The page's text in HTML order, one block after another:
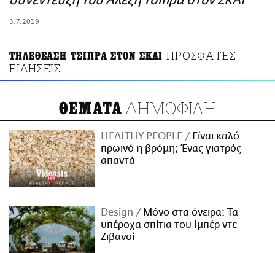
3.7.2019
ΤΗΛΕΘΕΑΣΗ ΤΣΙΠΡΑ ΣΤΟΝ ΣΚΑΙ ΠΡΟΣΦΑΤΕΣ
ΕΙΔΗΣΕΙΣ
ΘΕΜΑΤΑ ΔΗΜΟΦΙΛΗ
HEALTHY PEOPLE
Είναι καλό
πρωινό η βρόμη; Ένας γιατρός
απαντά
Design
Μόνο στα όνειρα: Τα
υπέροχα σπίτια του Ιμπέρ ντε
Ζιβανσί